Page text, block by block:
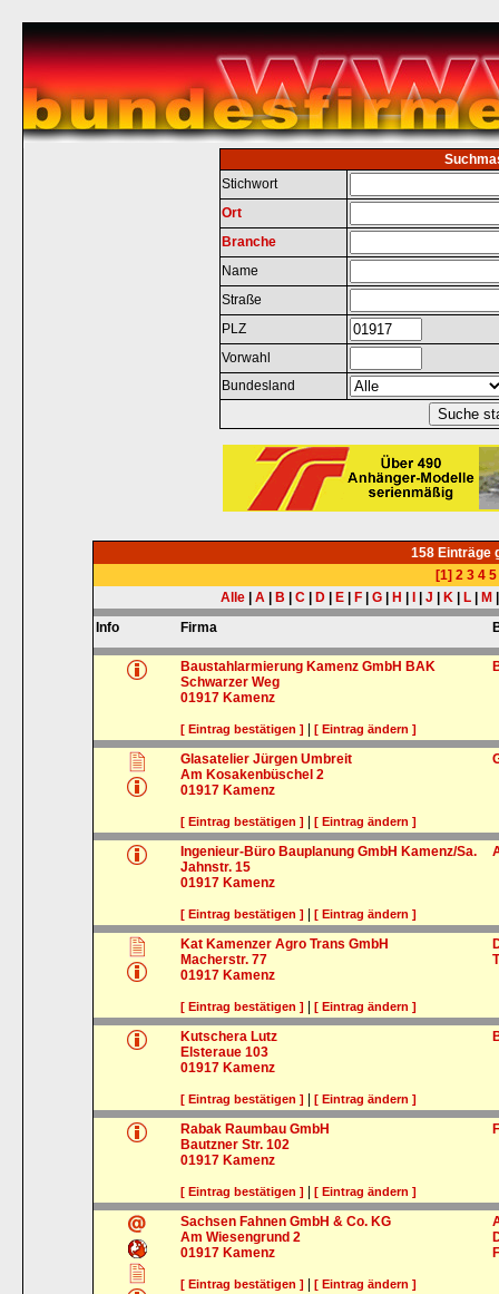
Stichwort
Ort
Branche
Name
Straße
PLZ
Vorwahl
Bundesland
158 Einträge
[1] 2 3 4 5
Alle
A B C D E F G H J K L M
Info
Firma
Baustahlarmierung Kamenz GmbH BAK
Schwarzer Weg
01917 Kamenz
[ Eintrag bestätigen ] |[ Eintrag ändern ]
Glasatelier Jürgen Umbreit
Am Kosakenbüschel 2
01917 Kamenz
[ Eintrag bestätigen ] |[ Eintrag ändern ]
Ingenieur-Büro Bauplanung GmbH Kamenz/Sa.
Jahnstr. 15
01917 Kamenz
[ Eintrag bestätigen ] |[ Eintrag ändern ]
Kat Kamenzer Agro Trans GmbH
Macherstr. 77
01917 Kamenz
[ Eintrag bestätigen ] |[ Eintrag ändern ]
Kutschera Lutz
Elsteraue 103
01917 Kamenz
[ Eintrag bestätigen ] |[ Eintrag ändern ]
Rabak Raumbau GmbH
Bautzner Str. 102
01917 Kamenz
[ Eintrag bestätigen ] |[ Eintrag ändern ]
Sachsen Fahnen GmbH & Co. KG
Am Wiesengrund 2
01917 Kamenz
[ Eintrag bestätigen ] |[ Eintrag ändern ]